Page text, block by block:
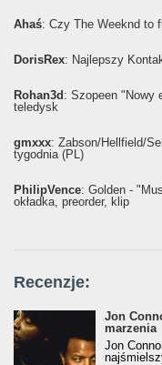
Ahaś: Czy The Weeknd to
DorisRex: Najlepszy
Rohan3d: Szopeen "Nowy
teledysk
gmxxx: Żabson/Hellfield/
tygodnia (PL)
PhilipVence: Golden -
okładka, preorder, klip
Recenzje:
Jon
marzenia
Jon